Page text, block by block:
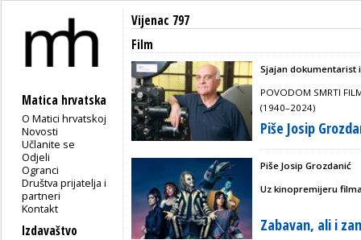
Matica hrvatska
O Matici hrvatskoj
Novosti
Učlanite se
Odjeli
Ogranci
Društva prijatelja i
partneri
Kontakt
Izdavaštvo
Vijenac 797
Film
Sjajan dokumentarist
POVODOM SMRTI
(1940–2024)
Piše Josip
Piše Josip Grozdanić
Uz kinopremijeru
Zabavan, ali i